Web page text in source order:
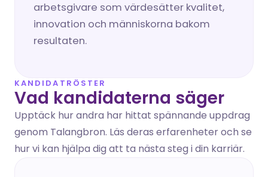
arbetsgivare som värdesätter kvalitet,
innovation och människorna bakom
resultaten.
KANDIDATRÖSTER
Vad kandidaterna säger
Upptäck hur andra har hittat spännande uppdrag
genom Talangbron. Läs deras erfarenheter och se
hur vi kan hjälpa dig att ta nästa steg i din karriär.